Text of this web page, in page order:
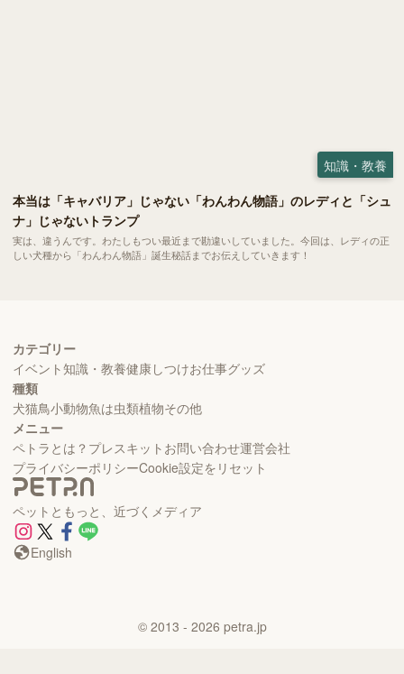
知識・教養
本当は「キャバリア」じゃない「わんわん物語」のレディと「シュ
ナ」じゃないトランプ
実は、違うんです。わたしもつい最近まで勘違いしていました。今回は、レディの正
しい犬種から「わんわん物語」誕生秘話までお伝えしていきます！
カテゴリー
イベント知識・教養健康しつけお仕事グッズ
種類
犬猫鳥小動物魚は虫類植物その他
メニュー
ペトラとは？ プレスキット お問い合わせ運営会社
プライバシーポリシーCookie設定をリセット
ペットともっと、近づくメディア
English
© 2013 - 2026 petra.jp